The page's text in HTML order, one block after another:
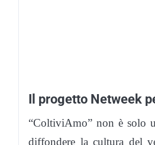
Il progetto Netweek
“ColtiviAmo” non è solo
diffondere la cultura del